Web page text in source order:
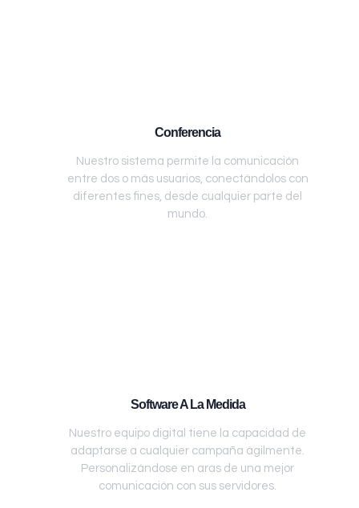
Conferencia
Nuestro sistema permite la comunicación
entre dos o más usuarios, conectándolos con
diferentes fines, desde cualquier parte del
mundo.
Software A La Medida
Nuestro equipo digital tiene la capacidad de
adaptarse a cualquier campaña ágilmente.
Personalizándose en aras de una mejor
comunicación con sus servidores.